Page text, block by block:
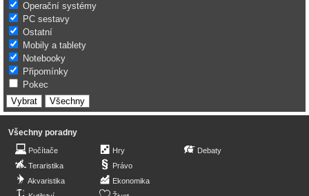
Operační systémy
PC sestavy
Ostatní
Mobily a tablety
Notebooky
Připomínky
Pokec
Všechny poradny
Počítače
Teraristika
Akvaristika
Hry
Právo
Ekonomika
Debaty